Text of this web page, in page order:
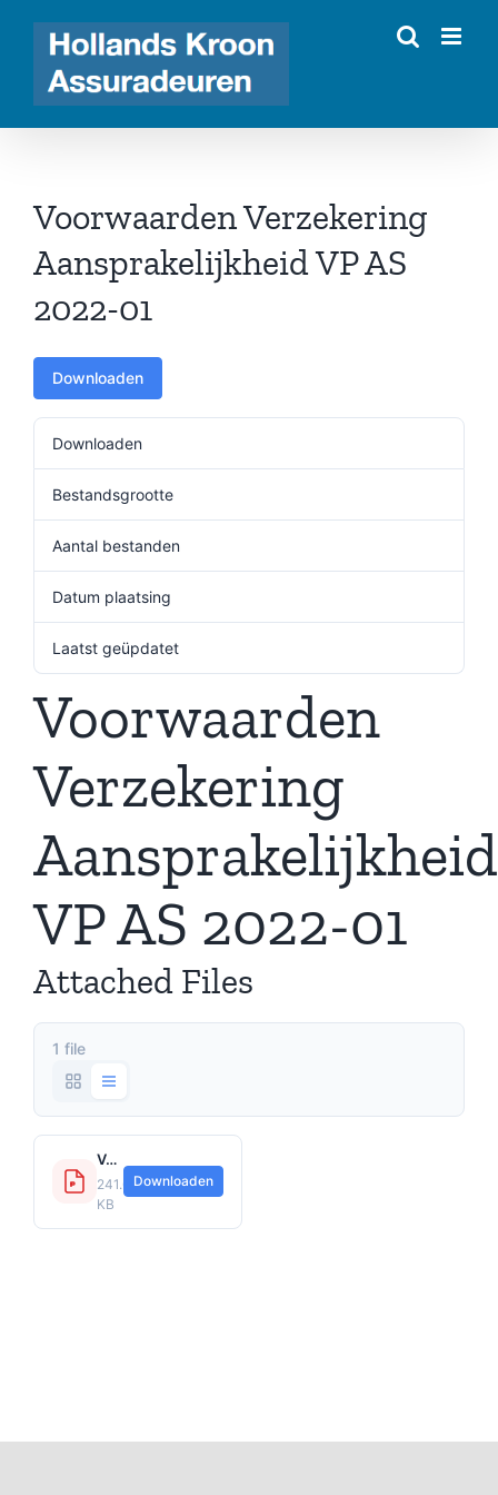
inhoud
Voorwaarden Verzekering
Aansprakelijkheid VP AS
2022-01
Downloaden
Downloaden
Bestandsgrootte
Aantal bestanden
Datum plaatsing
Laatst geüpdatet
Voorwaarden
Verzekering
Aansprakelijkheid
VP AS 2022-01
Attached Files
1 file
Voorwaarden Verzekering Aansprakelijkheid VP AS 2022-01.pdf
241.64
KB
Downloaden